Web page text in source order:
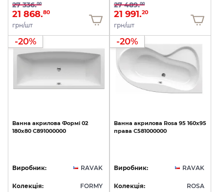
27 336.00
21 868.80
грн/шт
27 489.00
21 991.20
грн/шт
-20%
Ванна акрилова Формі 02
180х80 C891000000
Виробник: RAVAK
Колекція: FORMY
-20%
Ванна акрилова Rosa 95 160x95
права C581000000
Виробник: RAVAK
Колекція: ROSA